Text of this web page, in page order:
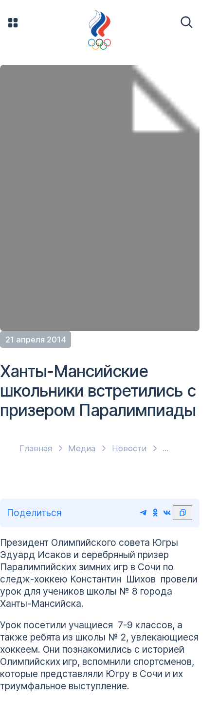
21 апреля 2014
Главная Медиа Новости
Ханты-Мансийские
школьники встретились с
призером Паралимпиады
Поделиться
Президент Олимпийского совета Югры
Эдуард Исаков и серебряный призер
Паралимпийских зимних игр в Сочи по
следж-хоккею Константин Шихов провели
урок для учеников школы № 8 города
Ханты-Мансийска.
Урок посетили учащиеся 7-9 классов, а
также ребята из школы № 2, увлекающиеся
хоккеем. Они познакомились с историей
Олимпийских игр, вспомнили спортсменов,
которые представляли Югру в Сочи и их
триумфальное выступление.